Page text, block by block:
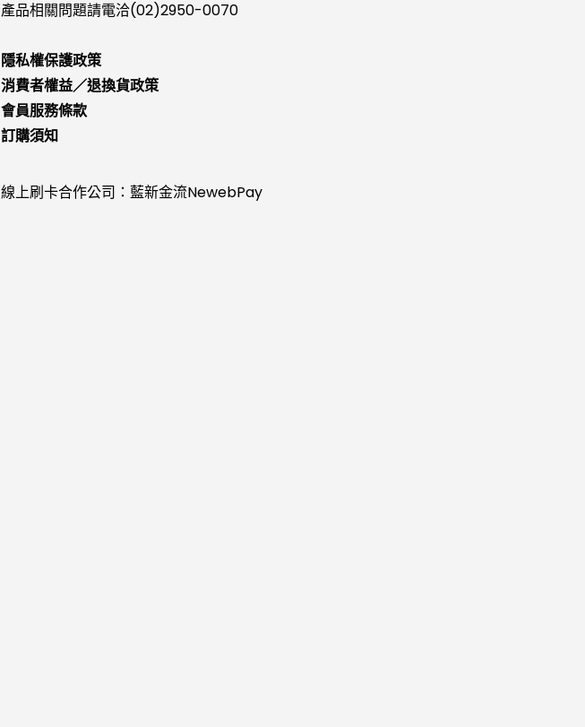
產品相關問題請電洽(02)2950-0070
隱私權保護政策
消費者權益／退換貨政策
會員服務條款
訂購須知
線上刷卡合作公司：藍新金流NewebPay